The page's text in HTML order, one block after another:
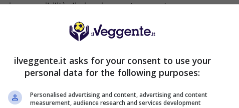
possibilità di pioggia, con temperature
potrebbe non essere superiore a 16. Il
di Sakhir in diretta tv o
18:10 in diretta su Sky Sport F1 HD. La diretta
ilveggente.it asks for your consent to use your
personal data for the following purposes:
Personalised advertising and content, advertising and content
measurement, audience research and services development